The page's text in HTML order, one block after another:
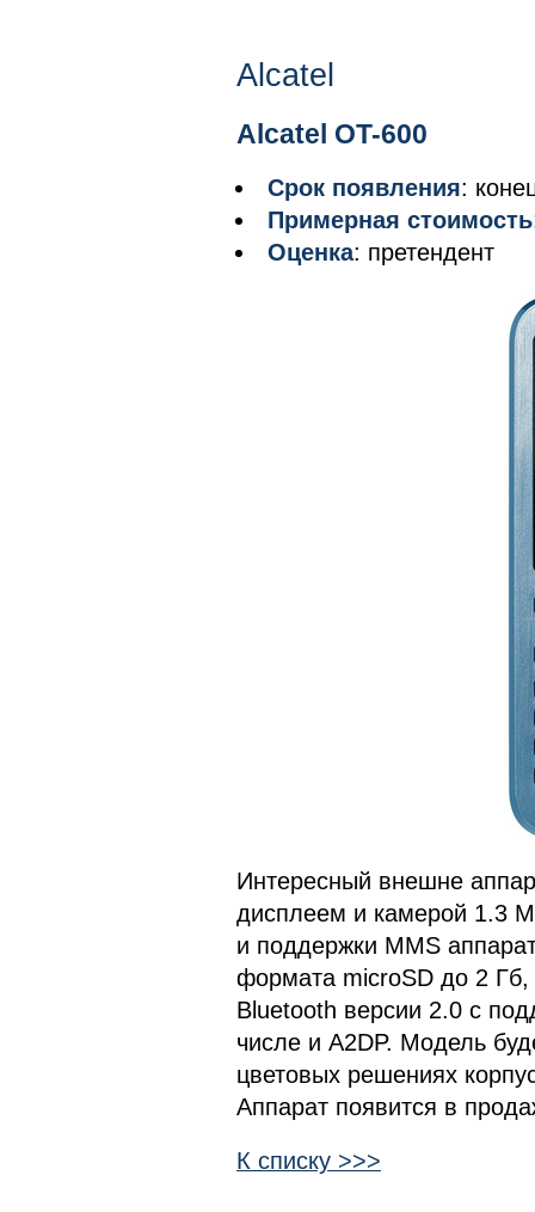
Alcatel
Alcatel OT-600
Срок появления:
Примерная стоимость
Оценка: претендент
Интересный внешне
дисплеем и камерой 1.3
и поддержки MMS
формата microSD до 2
Bluetooth версии 2.0 с
числе и A2DP. Модель
цветовых решениях
Аппарат появится в
К списку >>>